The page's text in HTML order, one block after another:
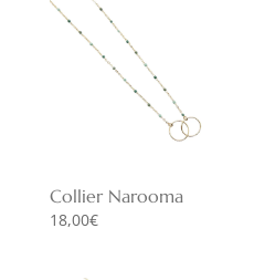
Collier Narooma
18,00€